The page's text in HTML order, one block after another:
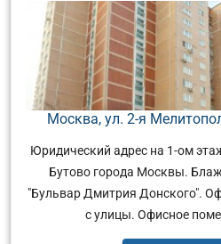
Москва, ул. 2-я
Юридический адрес на 1-ом
Бутово города Москвы.
"Бульвар Дмитрия Донского".
с улицы. Офисное